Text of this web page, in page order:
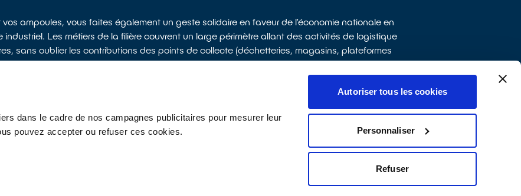
dans le cadre de nos campagnes publicitaires pour mesurer leur
pouvez accepter ou refuser ces cookies.
Autoriser tous les cookies
Personnaliser
Refuser
ampoules, vous faites également un geste solidaire en faveur de l’économie nationale en
Les métiers de la filière couvrent un large périmètre allant des activités de logistique
sans oublier les contributions des points de collecte (déchetteries, magasins, plateformes
2100 personnes en insertion professionnelle.
nous